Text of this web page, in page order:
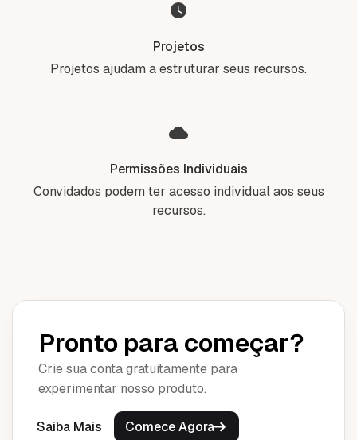
Projetos
Projetos ajudam a estruturar seus recursos.
Permissões Individuais
Convidados podem ter acesso individual aos seus
recursos.
Pronto para começar?
Crie sua conta gratuitamente para
experimentar nosso produto.
Saiba Mais Comece Agora